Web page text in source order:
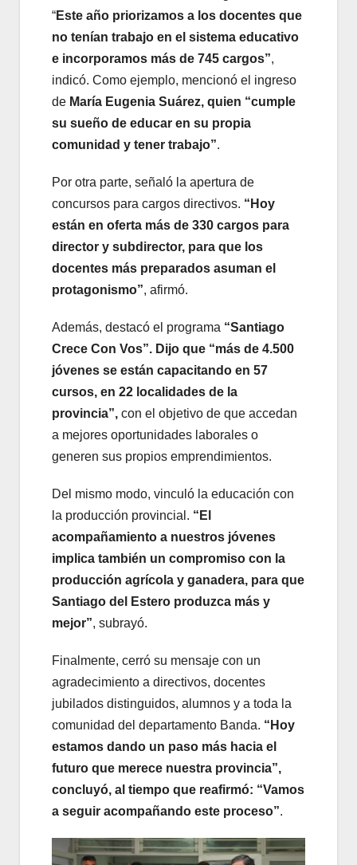
“Este año priorizamos a los docentes que
no tenían trabajo en el sistema educativo
e incorporamos más de 745 cargos”,
indicó. Como ejemplo, mencionó el ingreso
de María Eugenia Suárez, quien “cumple
su sueño de educar en su propia
comunidad y tener trabajo”.
Por otra parte, señaló la apertura de
concursos para cargos directivos. “Hoy
están en oferta más de 330 cargos para
director y subdirector, para que los
docentes más preparados asuman el
protagonismo”, afirmó.
Además, destacó el programa “Santiago
Crece Con Vos”. Dijo que “más de 4.500
jóvenes se están capacitando en 57
cursos, en 22 localidades de la
provincia”, con el objetivo de que accedan
a mejores oportunidades laborales o
generen sus propios emprendimientos.
Del mismo modo, vinculó la educación con
la producción provincial. “El
acompañamiento a nuestros jóvenes
implica también un compromiso con la
producción agrícola y ganadera, para que
Santiago del Estero produzca más y
mejor”, subrayó.
Finalmente, cerró su mensaje con un
agradecimiento a directivos, docentes
jubilados distinguidos, alumnos y a toda la
comunidad del departamento Banda. “Hoy
estamos dando un paso más hacia el
futuro que merece nuestra provincia”,
concluyó, al tiempo que reafirmó: “Vamos
a seguir acompañando este proceso”.